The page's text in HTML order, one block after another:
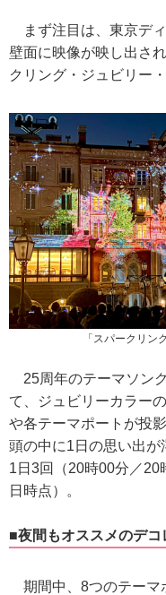
まず注目は、東京デ
壁面に映像が映し出さ
クリング・ジュビリー
「スパークリン
25周年のテーマソン
て、ジュビリーカラー
や各テーマポートが投
頭の中に1日の思い出
1日3回（20時00分／20
日時点）。
■夜間もオススメのデコ
期間中、8つのテーマ